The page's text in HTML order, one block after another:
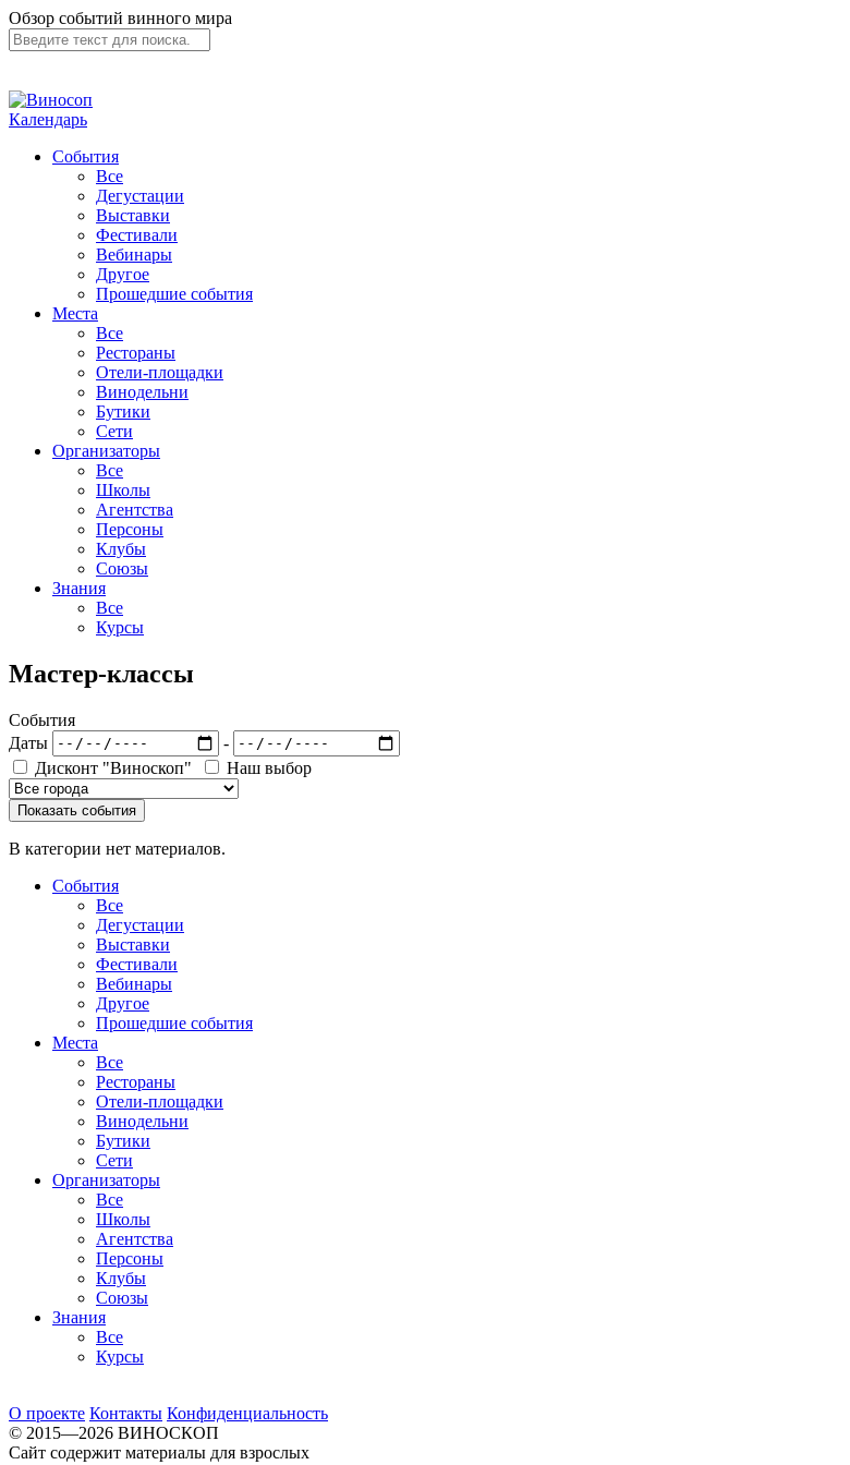
Обзор событий винного мира
Календарь
События
Все
Дегустации
Выставки
Фестивали
Вебинары
Другое
Прошедшие события
Места
Все
Рестораны
Отели-площадки
Винодельни
Бутики
Сети
Организаторы
Все
Школы
Агентства
Персоны
Клубы
Союзы
Знания
Все
Курсы
Мастер-классы
События
Даты
-
Дисконт "Виноскоп"
Наш выбор
В категории нет материалов.
События
Все
Дегустации
Выставки
Фестивали
Вебинары
Другое
Прошедшие события
Места
Все
Рестораны
Отели-площадки
Винодельни
Бутики
Сети
Организаторы
Все
Школы
Агентства
Персоны
Клубы
Союзы
Знания
Все
Курсы
О проекте Контакты Конфиденциальность
© 2015—2026 ВИНОСКОП
Сайт содержит материалы для взрослых